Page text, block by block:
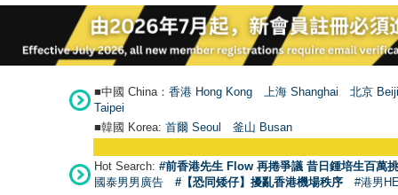
■中國 China： 香港 Hong Kong 上海 Shanghai
北京
Taipei
■韓國 Korea: 首爾 Seoul 釜山 Busan
Hot Search: #前香港先生 Flow 再捲爭議 昔日鍾培生百萬
國泰男男廣告
#【恐同矮仔】擾亂香港機場秩序 #港男